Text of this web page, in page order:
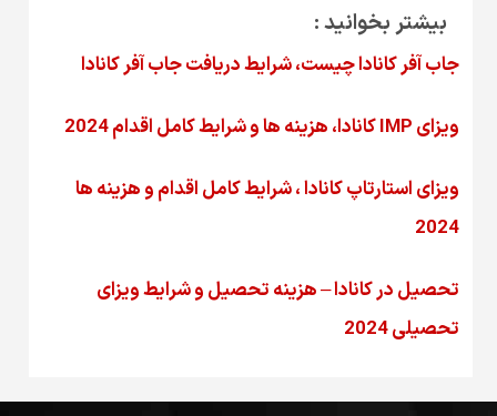
بیشتر بخوانید :
جاب آفر کانادا چیست، شرایط دریافت جاب آفر کانادا
ویزای IMP کانادا، هزینه ها و شرایط کامل اقدام 2024
ویزای استارتاپ کانادا ، شرایط کامل اقدام و هزینه ها
2024
تحصیل در کانادا – هزینه‌ تحصیل و شرایط ویزای
تحصیلی 2024